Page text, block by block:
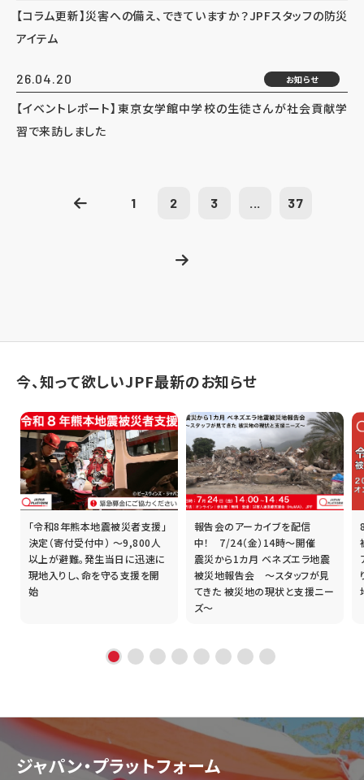
【コラム更新】災害への備え、できていますか？JPFスタッフの防災
アイテム
26.04.20 お知らせ
【イベントレポート】東京女学館中学校の生徒さんが社会貢献学
習で来訪しました
1 2 3 ... 37
今、知って欲しいJPF最新のお知らせ
「令和8年熊本地震被災者支援」
決定（寄付受付中） ～9,800人
以上が避難。発生当日に迅速に
現地入りし、命を守る支援を開
始
報告会のアーカイブを配信
中！ 7/24（金）14時～開催
震災から1カ月 ベネズエラ地震
被災地報告会 ～スタッフが見
てきた 被災地の現状と支援ニー
ズ～
ジャパン・プラットフォーム